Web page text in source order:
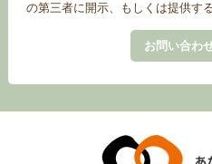
の第三者に開示、もしくは提供す
お問い合わ